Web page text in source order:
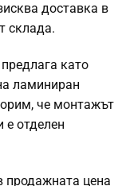
доставка в
склада.
като
ламиниран
че монтажът
е отделен
продажната цена